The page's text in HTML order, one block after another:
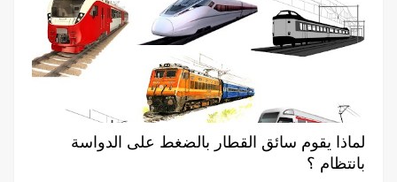
لماذا يقوم سائق القطار بالضغط على الدواسة
بانتظام ؟